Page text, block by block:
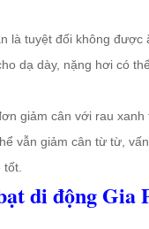
là tuyệt đối không được
dạ dày, nặng hơi có
giảm cân với rau
vẫn giảm cân từ từ,
di động Gia